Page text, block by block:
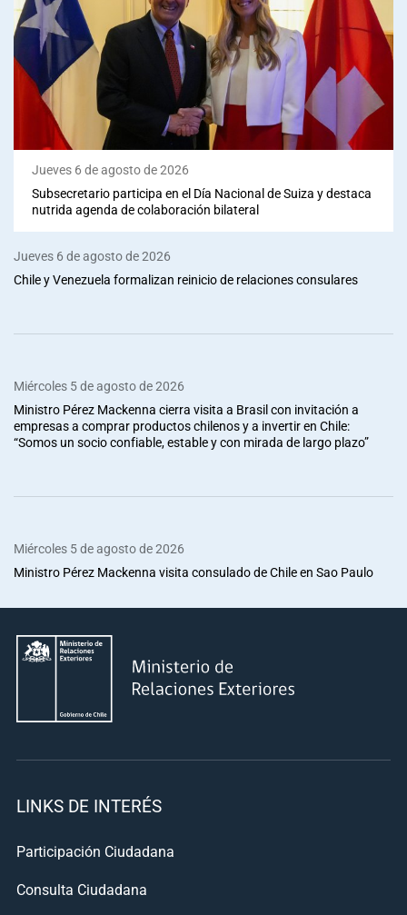
Jueves 6 de agosto de 2026
Subsecretario participa en el Día Nacional de Suiza y destaca
nutrida agenda de colaboración bilateral
Jueves 6 de agosto de 2026
Chile y Venezuela formalizan reinicio de relaciones consulares
Miércoles 5 de agosto de 2026
Ministro Pérez Mackenna cierra visita a Brasil con invitación a
empresas a comprar productos chilenos y a invertir en Chile:
“Somos un socio confiable, estable y con mirada de largo plazo”
Miércoles 5 de agosto de 2026
Ministro Pérez Mackenna visita consulado de Chile en Sao Paulo
LINKS DE INTERÉS
Participación Ciudadana
Consulta Ciudadana